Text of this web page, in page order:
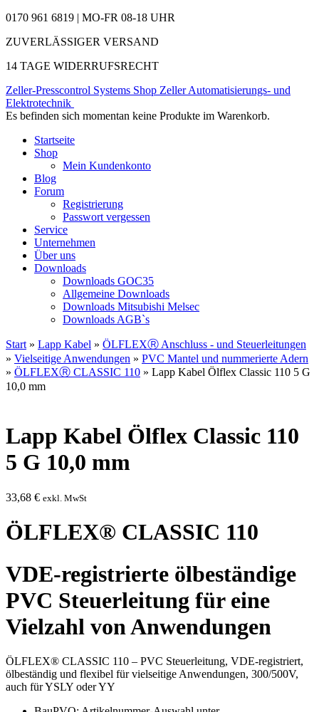
0170 961 6819 | MO-FR 08-18 UHR
ZUVERLÄSSIGER VERSAND
14 TAGE WIDERRUFSRECHT
Zeller-Presscontrol Systems Shop Zeller Automatisierungs- und
Elektrotechnik
Es befinden sich momentan keine Produkte im Warenkorb.
Startseite
Shop
Mein Kundenkonto
Blog
Forum
Registrierung
Passwort vergessen
Service
Unternehmen
Über uns
Downloads
Downloads GOC35
Allgemeine Downloads
Downloads Mitsubishi Melsec
Downloads AGB`s
Start » Lapp Kabel » ÖLFLEXⓇ Anschluss - und Steuerleitungen
» Vielseitige Anwendungen » PVC Mantel und nummerierte Adern
» ÖLFLEXⓇ CLASSIC 110 » Lapp Kabel Ölflex Classic 110 5 G
10,0 mm
Lapp Kabel Ölflex Classic 110
5 G 10,0 mm
33,68 € exkl. MwSt
ÖLFLEX® CLASSIC 110
VDE-registrierte ölbeständige
PVC Steuerleitung für eine
Vielzahl von Anwendungen
ÖLFLEX® CLASSIC 110 – PVC Steuerleitung, VDE-registriert,
ölbeständig und flexibel für vielseitige Anwendungen, 300/500V,
auch für YSLY oder YY